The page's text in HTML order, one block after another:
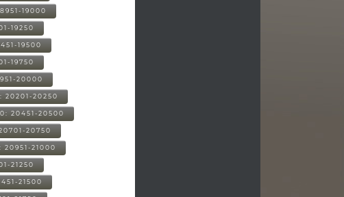
19000
19250
19500
19750
20000
20201-20250
20451-20500
20750
20951-21000
21250
21500